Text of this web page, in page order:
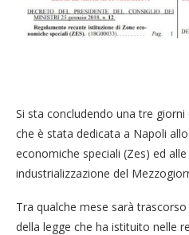
Si sta concludendo una tre
che è stata dedicata a Napoli
economiche speciali (Zes) ed
industrializzazione del
Tra qualche mese sarà
della legge che ha istituito nelle